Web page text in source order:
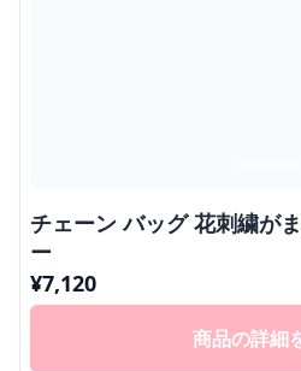
チェーン バッグ 花刺繍が
ー
¥7,120
商品の詳細